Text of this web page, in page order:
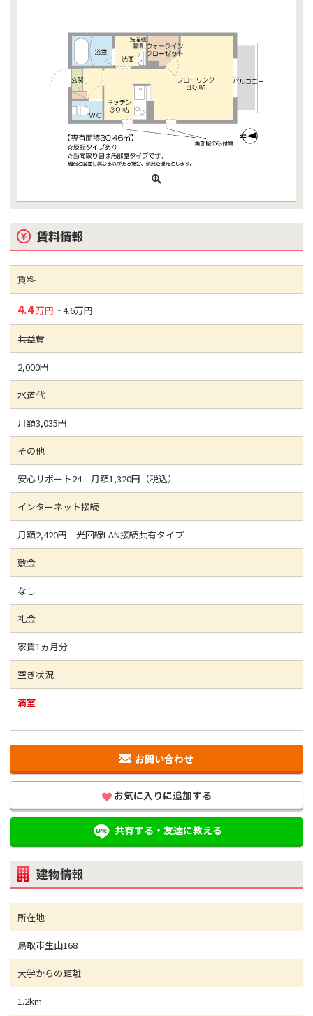
賃料情報
賃料
4.4万円 ~ 4.6万円
共益費
2,000円
水道代
月額3,035円
その他
安心サポート24 月額1,320円（税込）
インターネット接続
月額2,420円 光回線LAN接続共有タイプ
敷金
なし
礼金
家賃1ヵ月分
空き状況
満室
お問い合わせ
お気に入りに追加する
共有する・友達に教える
建物情報
所在地
鳥取市生山168
大学からの距離
1.2km